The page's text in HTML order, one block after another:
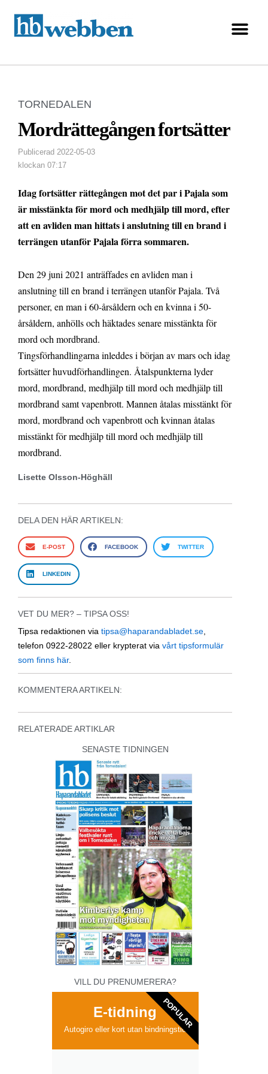
TORNEDALEN
Mordrättegången fortsätter
Publicerad 2022-05-03
klockan 07:17
Idag fortsätter rättegången mot det par i Pajala som
är misstänkta för mord och medhjälp till mord, efter
att en avliden man hittats i anslutning till en brand i
terrängen utanför Pajala förra sommaren.
Den 29 juni 2021 anträffades en avliden man i
anslutning till en brand i terrängen utanför Pajala. Två
personer, en man i 60-årsåldern och en kvinna i 50-
årsåldern, anhölls och häktades senare misstänkta för
mord och mordbrand.
Tingsförhandlingarna inleddes i början av mars och idag
fortsätter huvudförhandlingen. Åtalspunkterna lyder
mord, mordbrand, medhjälp till mord och medhjälp till
mordbrand samt vapenbrott. Mannen åtalas misstänkt för
mord, mordbrand och vapenbrott och kvinnan åtalas
misstänkt för medhjälp till mord och medhjälp till
mordbrand.
Lisette Olsson-Höghäll
DELA DEN HÄR ARTIKELN:
E-POST FACEBOOK TWITTER
LINKEDIN
VET DU MER? – TIPSA OSS!
Tipsa redaktionen via tipsa@haparandabladet.se
telefon 0922-28022 eller krypterat via vårt tipsformulär
som finns här.
KOMMENTERA ARTIKELN:
RELATERADE ARTIKLAR
SENASTE TIDNINGEN
VILL DU PRENUMERERA?
E-tidning
Autogiro eller kort utan bindningstid
POPULAR